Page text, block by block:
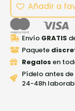
Añadir a
Envío GRATIS
Paquete
Regalos en
Pídelo antes
24-48h